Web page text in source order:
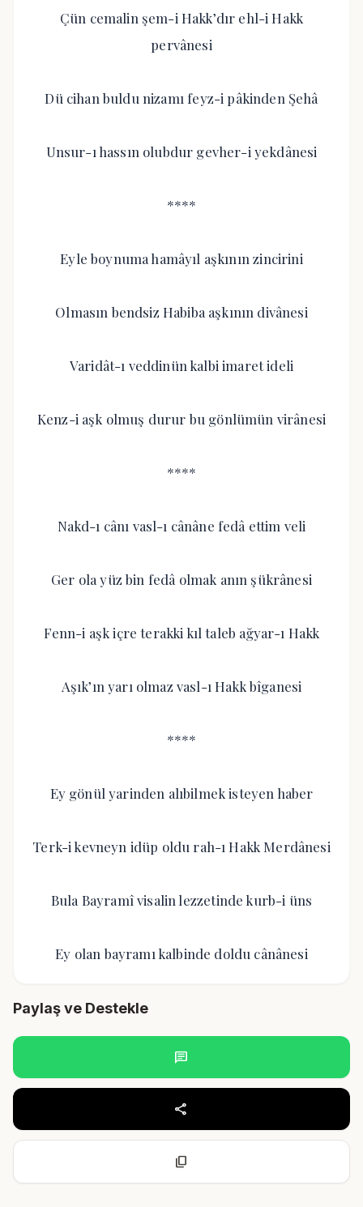
Çün cemalin şem-i Hakk’dır ehl-i Hakk
pervânesi
Dü cihan buldu nizamı feyz-i pâkinden Şehâ
Unsur-ı hassın olubdur gevher-i yekdânesi
****
Eyle boynuma hamâyıl aşkının zincirini
Olmasın bendsiz Habiba aşkının divânesi
Varidât-ı veddinün kalbi imaret ideli
Kenz-i aşk olmuş durur bu gönlümün virânesi
****
Nakd-ı cânı vasl-ı cânâne fedâ ettim veli
Ger ola yüz bin fedâ olmak anın şükrânesi
Fenn-i aşk içre terakki kıl taleb ağyar-ı Hakk
Aşık’ın yarı olmaz vasl-ı Hakk bîganesi
****
Ey gönül yarinden alıbilmek isteyen haber
Terk-i kevneyn idüp oldu rah-ı Hakk Merdânesi
Bula Bayramî visalin lezzetinde kurb-i üns
Ey olan bayramı kalbinde doldu cânânesi
Paylaş ve Destekle
chat
share
content_copy